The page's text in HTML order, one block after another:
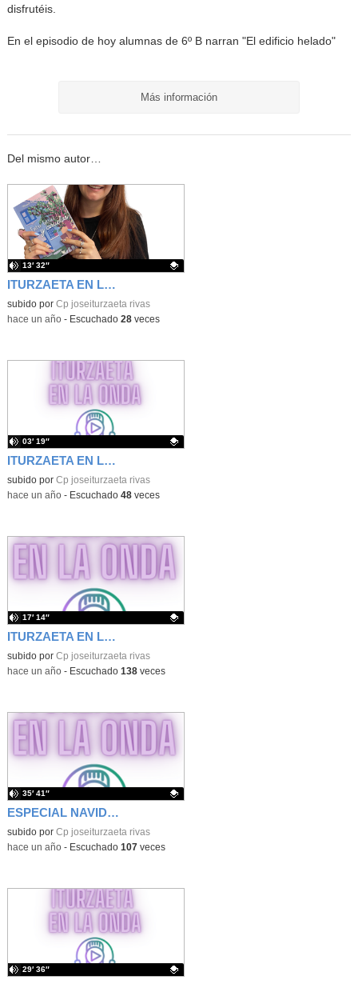
disfrutéis.
En el episodio de hoy alumnas de 6º B narran "El edificio helado"
Más información
Del mismo autor…
ITURZAETA EN LA ONDA. 4º entrevista a Mariela Rodríguez Doldán.
Contenido educativo.
subido por Cp joseiturzaeta rivas
13′ 32″
-hace un año- Escuchado 28veces
ITURZAETA EN LA ONDA. PRIMERO DE PRIMARIA
Contenido educativo.
subido por Cp joseiturzaeta rivas
03′ 19″
-hace un año- Escuchado 48veces
ITURZAETA EN LA ONDA
Contenido educativo.
subido por Cp joseiturzaeta rivas
17′ 14″
-hace un año- Escuchado 138veces
ESPECIAL NAVIDAD
Contenido educativo.
subido por Cp joseiturzaeta rivas
35′ 41″
-hace un año- Escuchado 107 veces
29′ 36″